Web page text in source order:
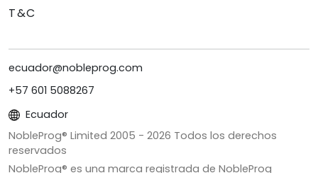
T&C
ecuador@nobleprog.com
+57 601 5088267
Ecuador
NobleProg® Limited 2005 - 2026 Todos los derechos
reservados
NobleProg® es una marca registrada de NobleProg